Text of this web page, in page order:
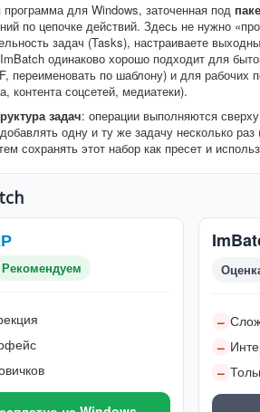
для Windows, заточенная под
по цепочке действий. Здесь не нужно
задач (Tasks), настраиваете
одинаково хорошо подходит для
переименовать по шаблону) и для рабочих
контента соцсетей, медиатеки).
задач: операции выполняются
одну и ту же задачу несколько
сохранять этот набор как пресет и
Рекомендуем
–
–
–